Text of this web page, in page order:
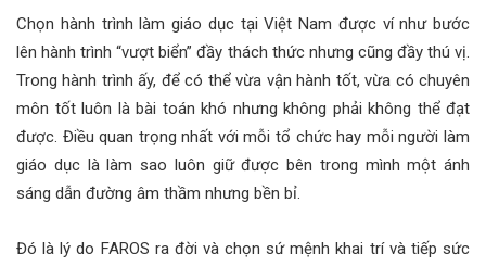
Chọn hành trình làm giáo dục tại Việt Nam được ví như bước
lên hành trình “vượt biển” đầy thách thức nhưng cũng đầy thú vị.
Trong hành trình ấy, để có thể vừa vận hành tốt, vừa có chuyên
môn tốt luôn là bài toán khó nhưng không phải không thể đạt
được. Điều quan trọng nhất với mỗi tổ chức hay mỗi người làm
giáo dục là làm sao luôn giữ được bên trong mình một ánh
sáng dẫn đường âm thầm nhưng bền bỉ.
Đó là lý do FAROS ra đời và chọn sứ mệnh khai trí và tiếp sức